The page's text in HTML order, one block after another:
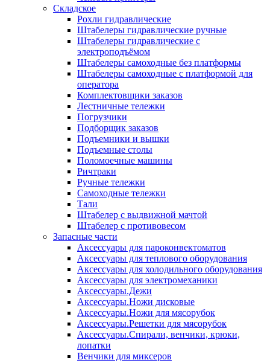
Складское
Рохли гидравлические
Штабелеры гидравлические ручные
Штабелеры гидравлические с
электроподъёмом
Штабелеры самоходные без платформы
Штабелеры самоходные с платформой для
оператора
Комплектовщики заказов
Лестничные тележки
Погрузчики
Подборщик заказов
Подъемники и вышки
Подъемные столы
Поломоечные машины
Ричтраки
Ручные тележки
Самоходные тележки
Тали
Штабелер с выдвижной мачтой
Штабелер с противовесом
Запасные части
Аксессуары для пароконвектоматов
Аксессуары для теплового оборудования
Аксессуары для холодильного оборудования
Аксессуары для электромеханики
Аксессуары.Дежи
Аксессуары.Ножи дисковые
Аксессуары.Ножи для мясорубок
Аксессуары.Решетки для мясорубок
Аксессуары.Спирали, венчики, крюки,
лопатки
Венчики для миксеров